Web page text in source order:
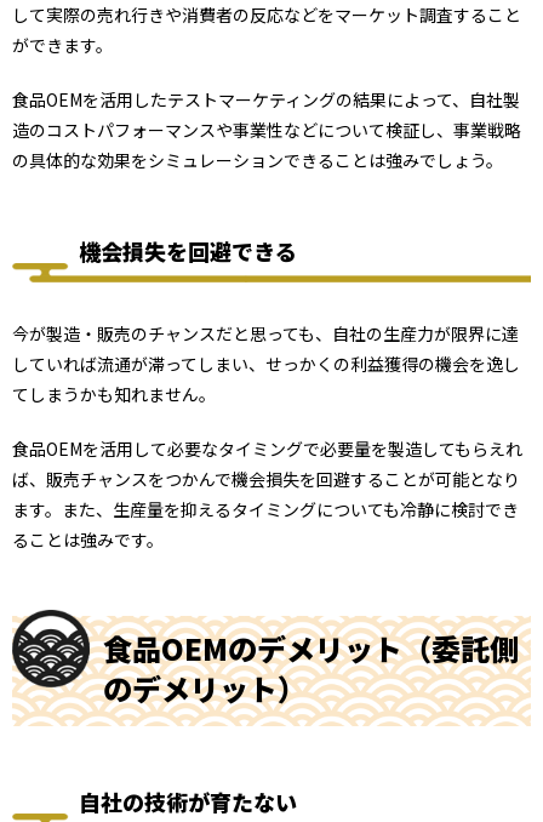
して実際の売れ行きや消費者の反応などをマーケット調査すること
ができます。
食品OEMを活用したテストマーケティングの結果によって、自社製
造のコストパフォーマンスや事業性などについて検証し、事業戦略
の具体的な効果をシミュレーションできることは強みでしょう。
機会損失を回避できる
今が製造・販売のチャンスだと思っても、自社の生産力が限界に達
していれば流通が滞ってしまい、せっかくの利益獲得の機会を逸し
てしまうかも知れません。
食品OEMを活用して必要なタイミングで必要量を製造してもらえれ
ば、販売チャンスをつかんで機会損失を回避することが可能となり
ます。また、生産量を抑えるタイミングについても冷静に検討でき
ることは強みです。
食品OEMのデメリット（委託側
のデメリット）
自社の技術が育たない